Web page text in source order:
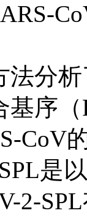
法分
基序（
CoV
是
2-